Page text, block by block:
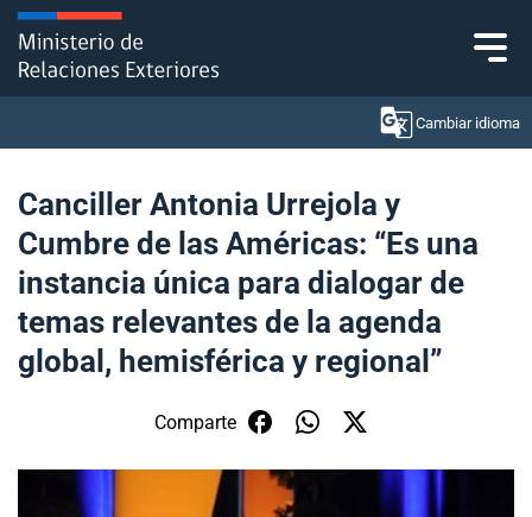
Click acá para ir directamente al contenido
Cambiar idioma
Ministerio
Política Exterior
Embajadas y consulados
Servicios ciudadanos
Subsecretaría de Relaciones Económicas
Internacionales
Canciller Antonia Urrejola y
Cumbre de las Américas: “Es una
instancia única para dialogar de
temas relevantes de la agenda
global, hemisférica y regional”
Comparte